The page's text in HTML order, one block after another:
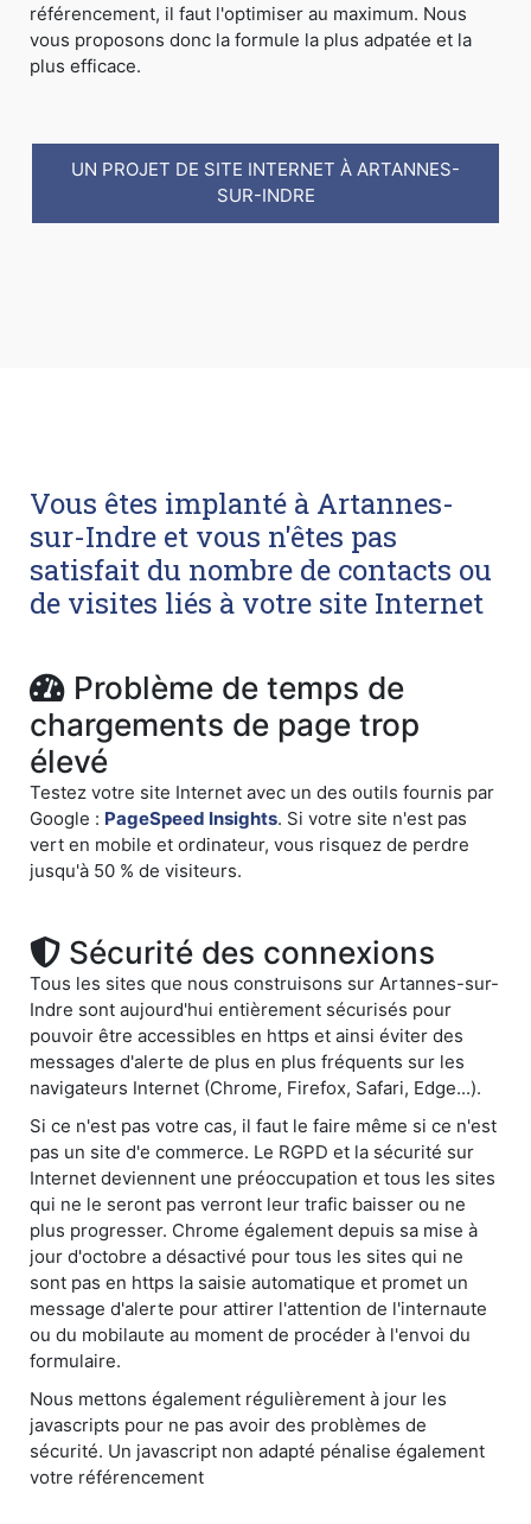
référencement, il faut l'optimiser au maximum. Nous
vous proposons donc la formule la plus adpatée et la
plus efficace.
UN PROJET DE SITE INTERNET À ARTANNES-
SUR-INDRE
Vous êtes implanté à Artannes-
sur-Indre et vous n'êtes pas
satisfait du nombre de contacts ou
de visites liés à votre site Internet
Problème de temps de
chargements de page trop
élevé
Testez votre site Internet avec un des outils fournis par
Google : PageSpeed Insights. Si votre site n'est pas
vert en mobile et ordinateur, vous risquez de perdre
jusqu'à 50 % de visiteurs.
Sécurité des connexions
Tous les sites que nous construisons sur Artannes-sur-
Indre sont aujourd'hui entièrement sécurisés pour
pouvoir être accessibles en https et ainsi éviter des
messages d'alerte de plus en plus fréquents sur les
navigateurs Internet (Chrome, Firefox, Safari, Edge...).
Si ce n'est pas votre cas, il faut le faire même si ce n'est
pas un site d'e commerce. Le RGPD et la sécurité sur
Internet deviennent une préoccupation et tous les sites
qui ne le seront pas verront leur trafic baisser ou ne
plus progresser. Chrome également depuis sa mise à
jour d'octobre a désactivé pour tous les sites qui ne
sont pas en https la saisie automatique et promet un
message d'alerte pour attirer l'attention de l'internaute
ou du mobilaute au moment de procéder à l'envoi du
formulaire.
Nous mettons également régulièrement à jour les
javascripts pour ne pas avoir des problèmes de
sécurité. Un javascript non adapté pénalise également
votre référencement